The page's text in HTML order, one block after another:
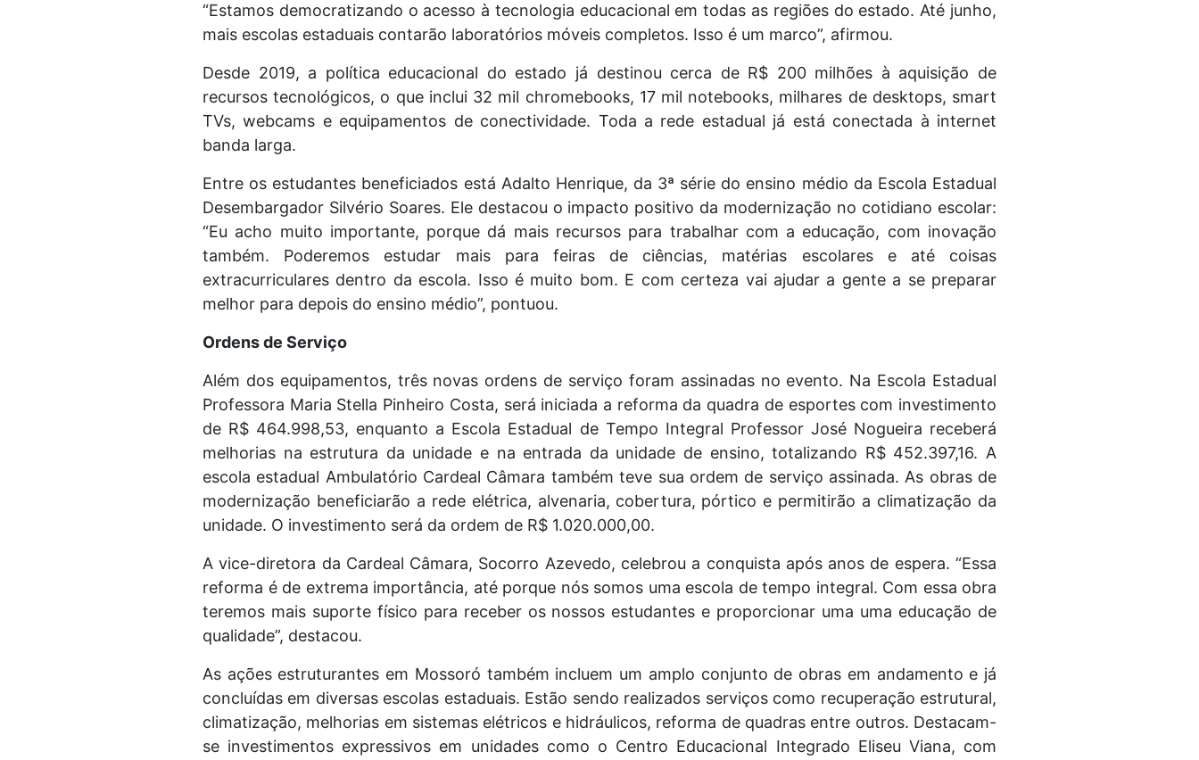
“Estamos democratizando o acesso à tecnologia educacional em todas as regiões do estado. Até junho,
mais escolas estaduais contarão laboratórios móveis completos. Isso é um marco”, afirmou.
Desde 2019, a política educacional do estado já destinou cerca de R$ 200 milhões à aquisição de
recursos tecnológicos, o que inclui 32 mil chromebooks, 17 mil notebooks, milhares de desktops, smart
TVs, webcams e equipamentos de conectividade. Toda a rede estadual já está conectada à internet
banda larga.
Entre os estudantes beneficiados está Adalto Henrique, da 3ª série do ensino médio da Escola Estadual
Desembargador Silvério Soares. Ele destacou o impacto positivo da modernização no cotidiano escolar:
“Eu acho muito importante, porque dá mais recursos para trabalhar com a educação, com inovação
também. Poderemos estudar mais para feiras de ciências, matérias escolares e até coisas
extracurriculares dentro da escola. Isso é muito bom. E com certeza vai ajudar a gente a se preparar
melhor para depois do ensino médio”, pontuou.
Ordens de Serviço
Além dos equipamentos, três novas ordens de serviço foram assinadas no evento. Na Escola Estadual
Professora Maria Stella Pinheiro Costa, será iniciada a reforma da quadra de esportes com investimento
de R$ 464.998,53, enquanto a Escola Estadual de Tempo Integral Professor José Nogueira receberá
melhorias na estrutura da unidade e na entrada da unidade de ensino, totalizando R$ 452.397,16. A
escola estadual Ambulatório Cardeal Câmara também teve sua ordem de serviço assinada. As obras de
modernização beneficiarão a rede elétrica, alvenaria, cobertura, pórtico e permitirão a climatização da
unidade. O investimento será da ordem de R$ 1.020.000,00.
A vice-diretora da Cardeal Câmara, Socorro Azevedo, celebrou a conquista após anos de espera. “Essa
reforma é de extrema importância, até porque nós somos uma escola de tempo integral. Com essa obra
teremos mais suporte físico para receber os nossos estudantes e proporcionar uma uma educação de
qualidade”, destacou.
As ações estruturantes em Mossoró também incluem um amplo conjunto de obras em andamento e já
concluídas em diversas escolas estaduais. Estão sendo realizados serviços como recuperação estrutural,
climatização, melhorias em sistemas elétricos e hidráulicos, reforma de quadras entre outros. Destacam-
se investimentos expressivos em unidades como o Centro Educacional Integrado Eliseu Viana, com